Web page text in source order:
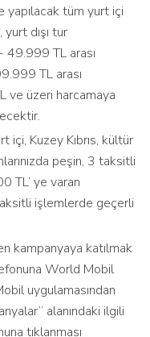
tüm yurt içi
dışı tur
49.999 TL arası
TL arası
ve üzeri harcamaya
Kuzey Kıbrıs, kültür
peşin, 3 taksitli
TL’ ye varan
işlemlerde geçerli
kampanyaya katılmak
World Mobil
uygulamasından
alanındaki ilgili
tıklanması